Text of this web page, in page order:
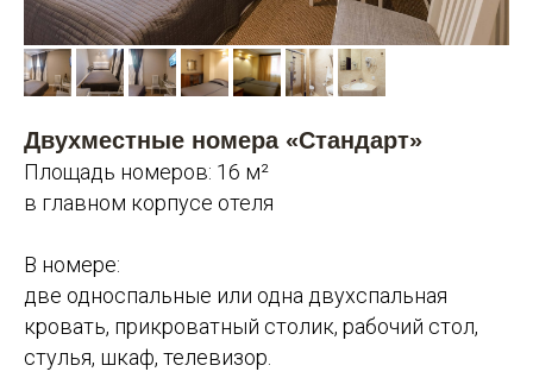
Двухместные номера «Стандарт»
Площадь номеров: 16 м²
в главном корпусе отеля
В номере:
две односпальные или одна двухспальная
кровать, прикроватный столик, рабочий стол,
стулья, шкаф, телевизор.